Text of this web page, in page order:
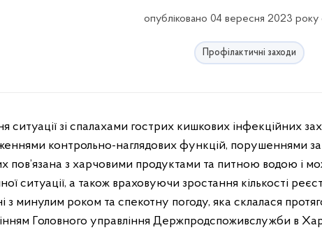
опубліковано 04 вересня 2023 року
Профілактичні заходи
контрольно-наглядових функцій, порушеннями
пов’язана з харчовими продуктами та питною водою і
ситуації, а також враховуючи зростання кількості
з минулим роком та спекотну погоду, яка склалася
Головного управління Держпродспоживслужби в